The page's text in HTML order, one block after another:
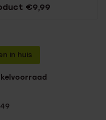
€9,99
in huis